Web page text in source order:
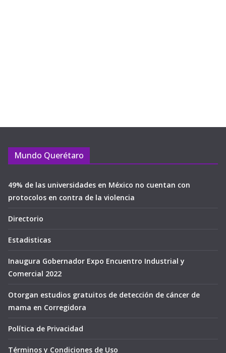
Mundo Querétaro
49% de las universidades en México no cuentan con
protocolos en contra de la violencia
Directorio
Estadisticas
Inaugura Gobernador Expo Encuentro Industrial y
Comercial 2022
Otorgan estudios gratuitos de detección de cáncer de
mama en Corregidora
Política de Privacidad
Términos y Condiciones de Uso